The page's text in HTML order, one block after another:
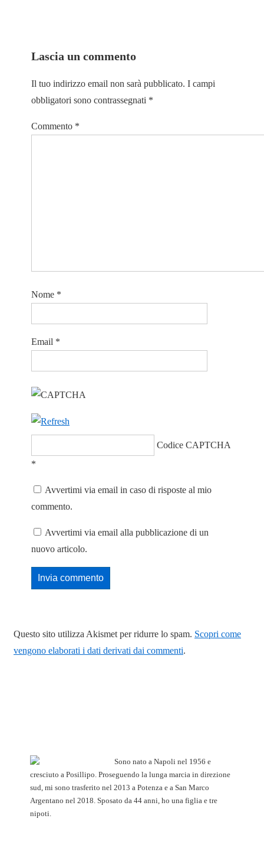
Lascia un commento
Il tuo indirizzo email non sarà pubblicato. I campi
obbligatori sono contrassegnati *
Commento *
Nome *
Email *
Codice CAPTCHA
*
Avvertimi via email in caso di risposte al mio
commento.
Avvertimi via email alla pubblicazione di un
nuovo articolo.
Questo sito utilizza Akismet per ridurre lo spam. Scopri come
vengono elaborati i dati derivati dai commenti.
Sono nato a Napoli nel 1956 e
cresciuto a Posillipo. Proseguendo la lunga marcia in direzione
sud, mi sono trasferito nel 2013 a Potenza e a San Marco
Argentano nel 2018. Sposato da 44 anni, ho una figlia e tre
nipoti.